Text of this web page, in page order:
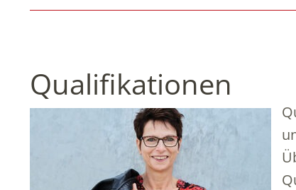
Qualifikationen